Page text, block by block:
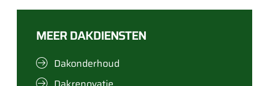
MEER DAKDIENSTEN
Dakonderhoud